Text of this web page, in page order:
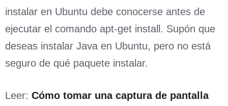
instalar en Ubuntu debe conocerse antes de
ejecutar el comando apt-get install. Supón que
deseas instalar Java en Ubuntu, pero no está
seguro de qué paquete instalar.
Leer: Cómo tomar una captura de pantalla